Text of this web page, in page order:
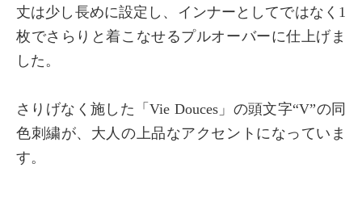
丈は少し長めに設定し、インナーとしてではなく1
枚でさらりと着こなせるプルオーバーに仕上げま
した。
さりげなく施した「Vie Douces」の頭文字“V”の同
色刺繍が、大人の上品なアクセントになっていま
す。